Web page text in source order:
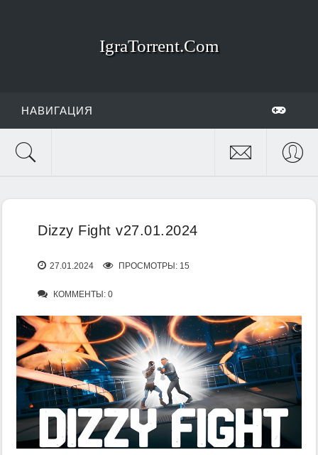
IgraTorrent.Com
НАВИГАЦИЯ
Dizzy Fight v27.01.2024
27.01.2024 ПРОСМОТРЫ: 15
КОММЕНТЫ: 0